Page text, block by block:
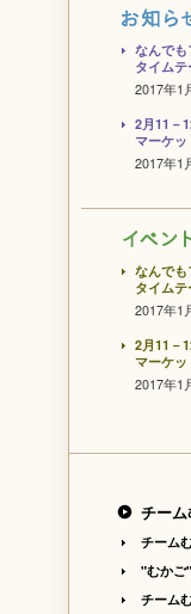
なんで
タイム
2017年1
2月11－
マーケッ
2017年1
なんで
タイム
2017年1
2月11－
マーケッ
2017年1
チー
チーム
"むかご
チーム